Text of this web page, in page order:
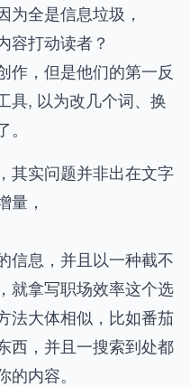
为全是信息垃圾，
容打动读者？
作，但是他们的第一反
具, 以为改几个词、换
其实问题并非出在文字
量，
信息，并且以一种截不
就拿写职场效率这个选
法大体相似，比如番茄
西，并且一搜索到处都
内容。